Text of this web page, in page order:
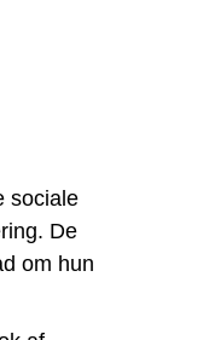
sociale
De
om hun